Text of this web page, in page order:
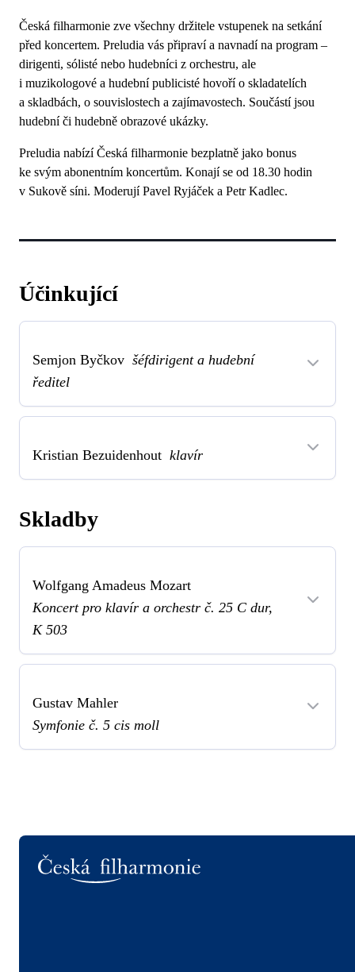
Česká filharmonie zve všechny držitele vstupenek na setkání
před koncertem. Preludia vás připraví a navnadí na program –
dirigenti, sólisté nebo hudebníci z orchestru, ale
i muzikologové a hudební publicisté hovoří o skladatelích
a skladbách, o souvislostech a zajímavostech. Součástí jsou
hudební či hudebně obrazové ukázky.
Preludia nabízí Česká filharmonie bezplatně jako bonus
ke svým abonentním koncertům. Konají se od 18.30 hodin
v Sukově síni. Moderují Pavel Ryjáček a Petr Kadlec.
Účinkující
Semjon Byčkov šéfdirigent a hudební
ředitel
Kristian Bezuidenhout klavír
Skladby
Wolfgang Amadeus Mozart
Koncert pro klavír a orchestr č. 25 C dur,
K 503
Gustav Mahler
Symfonie č. 5 cis moll